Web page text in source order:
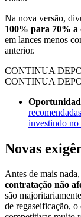
Na nova versão,
100% para 70% a
em lances menos
anterior.
CONTINUA
CONTINUA
investindo no
Novas
Antes de mais
contratação não
são
de regaseificação, o